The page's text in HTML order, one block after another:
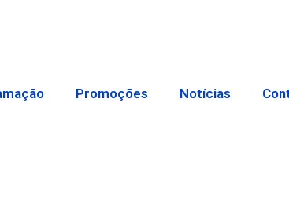
Promoções Notícias